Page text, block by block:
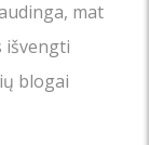
mat
išvengti
blogai